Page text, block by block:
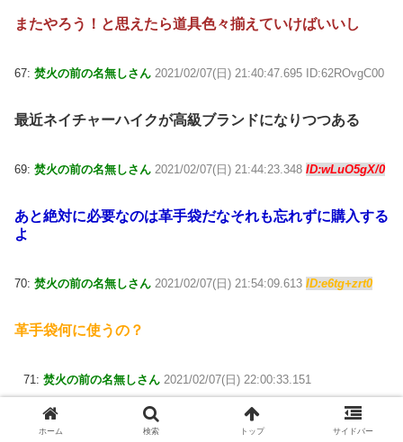
またやろう！と思えたら道具色々揃えていけばいいし
67: 焚火の前の名無しさん 2021/02/07(日) 21:40:47.695 ID:62ROvgC00
最近ネイチャーハイクが高級ブランドになりつつある
69: 焚火の前の名無しさん 2021/02/07(日) 21:44:23.348 ID:wLuO5gX/0
あと絶対に必要なのは革手袋だなそれも忘れずに購入する
よ
70: 焚火の前の名無しさん 2021/02/07(日) 21:54:09.613 ID:e6tg+zrt0
革手袋何に使うの？
71: 焚火の前の名無しさん 2021/02/07(日) 22:00:33.151
ID:wLuO5gX/0
ホーム 検索 トップ サイドバー